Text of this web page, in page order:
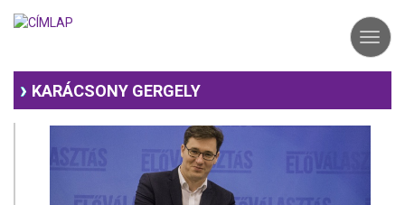
KARÁCSONY GERGELY